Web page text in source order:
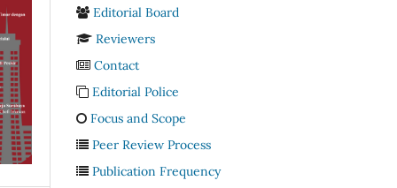
Editorial Board
Reviewers
Contact
Editorial Police
Focus and Scope
Peer Review Process
Publication Frequency